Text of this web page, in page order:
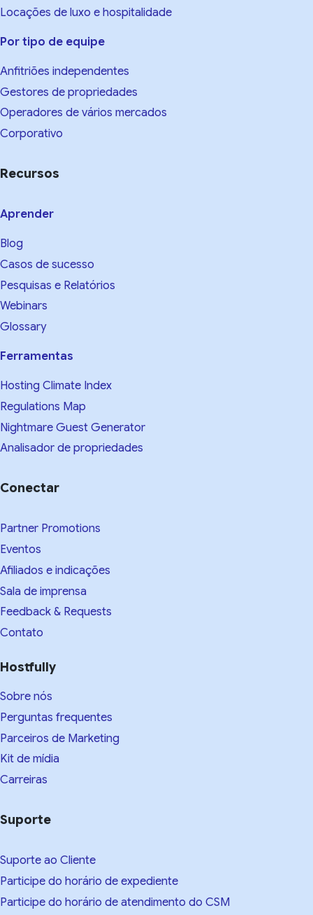
Locações de luxo e hospitalidade
Por tipo de equipe
Anfitriões independentes
Gestores de propriedades
Operadores de vários mercados
Corporativo
Recursos
Aprender
Blog
Casos de sucesso
Pesquisas e Relatórios
Webinars
Glossary
Ferramentas
Hosting Climate Index
Regulations Map
Nightmare Guest Generator
Analisador de propriedades
Conectar
Partner Promotions
Eventos
Afiliados e indicações
Sala de imprensa
Feedback & Requests
Contato
Hostfully
Sobre nós
Perguntas frequentes
Parceiros de Marketing
Kit de mídia
Carreiras
Suporte
Suporte ao Cliente
Participe do horário de expediente
Participe do horário de atendimento do CSM